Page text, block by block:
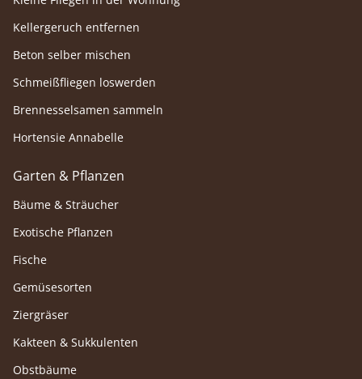
Kellergeruch entfernen
Beton selber mischen
Schmeißfliegen loswerden
Brennesselsamen sammeln
Hortensie Annabelle
Garten & Pflanzen
Bäume & Sträucher
Exotische Pflanzen
Fische
Gemüsesorten
Ziergräser
Kakteen & Sukkulenten
Obstbäume